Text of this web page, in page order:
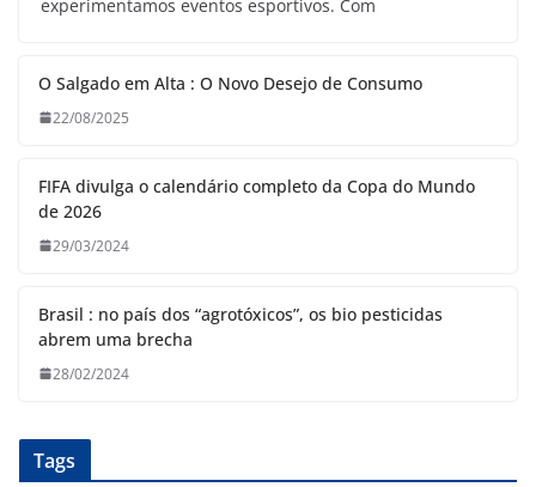
experimentamos eventos esportivos. Com
O Salgado em Alta : O Novo Desejo de Consumo
22/08/2025
FIFA divulga o calendário completo da Copa do Mundo
de 2026
29/03/2024
Brasil : no país dos “agrotóxicos”, os bio pesticidas
abrem uma brecha
28/02/2024
Tags